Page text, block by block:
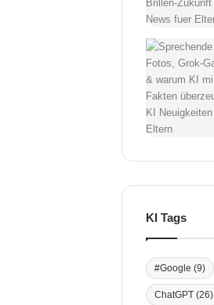
KI Tags
#Google (9)
ChatGPT (26)